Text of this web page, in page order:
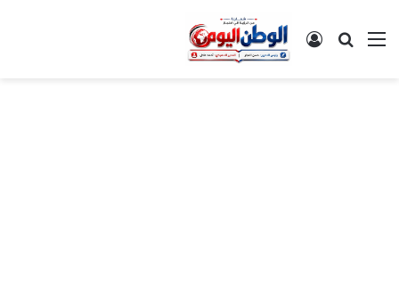
القائمةبحث عن تسجيل الدخول